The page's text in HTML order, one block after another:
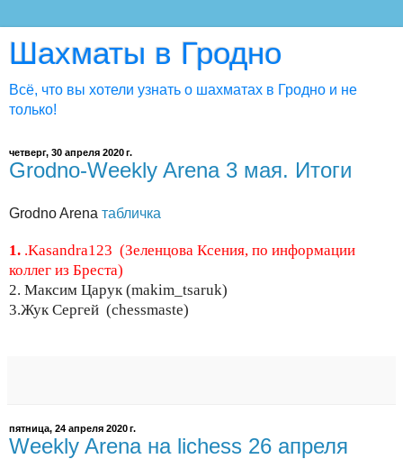
Шахматы в Гродно
Всё, что вы хотели узнать о шахматах в Гродно и не
только!
четверг, 30 апреля 2020 г.
Grodno-Weekly Arena 3 мая. Итоги
Grodno Arena табличка
1. .Kasandra123 (Зеленцова Ксения, по информации
коллег из Бреста)
2. Максим Царук (makim_tsaruk)
3.Жук Сергей (chessmaste)
пятница, 24 апреля 2020 г.
Weekly Arena на lichess 26 апреля